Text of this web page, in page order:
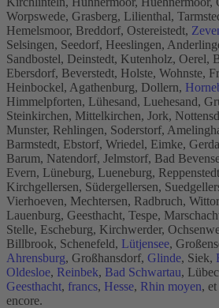
Worpswede, Grasberg, Lilienthal,
Hemelsmoor, Breddorf, Ostereistedt,
Selsingen, Seedorf, Heeslingen,
Sandbostel, Deinstedt, Kutenholz, Oerel,
Ebersdorf, Beverstedt, Holste, Wohnste,
Heinbockel, Agathenburg, Dollern,
Himmelpforten, Lühesand, Luehesand,
Steinkirchen, Mittelkirchen, Jork,
Munster, Rehlingen, Soderstorf,
Barmstedt, Ebstorf, Wriedel, Eimke,
Barum, Natendorf, Jelmstorf, Bad
Evern, Lüneburg, Lueneburg,
Kirchgellersen, Südergellersen,
Vierhoeven, Mechtersen, Radbruch,
Lauenburg, Geesthacht, Tespe,
Stelle, Escheburg, Kirchwerder,
Billbrook, Schenefeld, Lütjensee,
Ahrensburg, Großhansdorf, Glinde, Siek,
Oldesloe, Reinbek, Bad Schwartau,
Geesthacht, francs, Hesse, Rhin moyen,
encore.